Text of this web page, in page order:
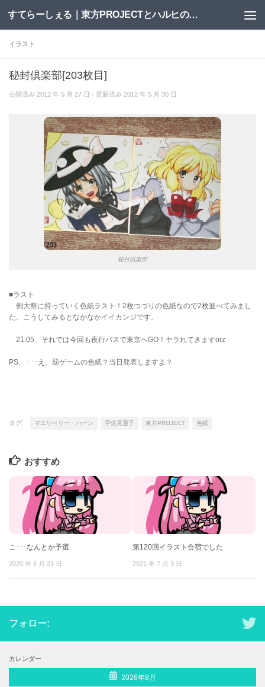
コンテンツへスキップ すてらーしぇる｜東方PROJECTとハルヒの二次創作サイト
イラスト
秘封倶楽部[203枚目]
公開済み 2012 年 5 月 27 日 · 更新済み 2012 年 5 月 30 日
秘封倶楽部
■ラスト
例大祭に持っていく色紙ラスト！2枚つづりの色紙なので2枚並べてみまし
た。こうしてみるとなかなかイイカンジです。
21:05、それでは今回も夜行バスで東京へGO！ヤラれてきますorz
PS. ･･･え、罰ゲームの色紙？当日発表しますよ？
タグ: マエリベリー・ハーン 宇佐見蓮子 東方PROJECT 色紙
おすすめ
こ･･･なんとか予選
2020 年 6 月 21 日
第120回イラスト合宿でした
2021 年 7 月 3 日
フォロー:
カレンダー
2026年8月